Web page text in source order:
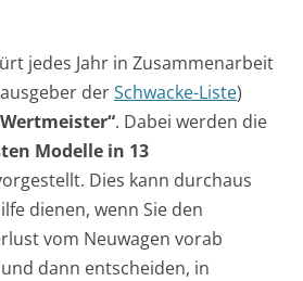
jedes Jahr in Zusammenarbeit
derSchwacke-Liste)
. Dabei werden die
Modelle in 13
Dies kann durchaus
dienen, wenn Sie den
vom Neuwagen vorab
dann entscheiden, in